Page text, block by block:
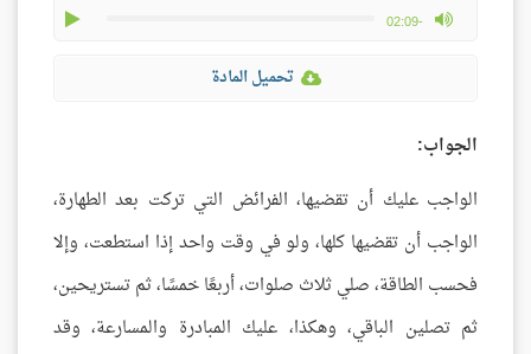
-02:09
max volume
تحميل المادة
الجواب:
الواجب عليك أن تقضيها، الفرائض التي تركت بعد الطهارة،
الواجب أن تقضيها كلها، ولو في وقت واحد إذا استطعت، وإلا
فحسب الطاقة، صلي ثلاث صلوات، أربعًا خمسًا، ثم تستريحين،
ثم تصلين الباقي، وهكذا، عليك المبادرة والمسارعة، وقد